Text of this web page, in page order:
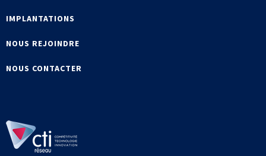
IMPLANTATIONS
NOUS REJOINDRE
NOUS CONTACTER